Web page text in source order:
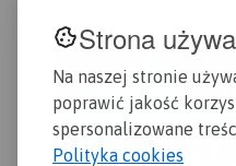
Strona
Na naszej stronie
poprawić jakość
spersonalizowane
Polityka cookies